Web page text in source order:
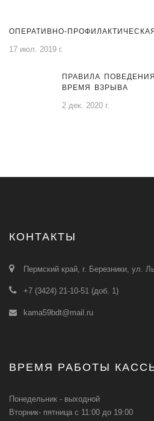
ОПЕРАТИВНО-
17 июл. 2019 г.
ПРАВИЛА
ВРЕМЯ ВЗРЫВА
2 дек. 2020 г.
КОНТАКТЫ
Пермский край, г. Березники, ул.
+7 (3424) 21-10-51 (доб. 1)
kama59bdt@mail.ru
ВРЕМЯ РАБОТЫ
Понедельник - выходной
Вторник- пятница с 11:00 до 19:00